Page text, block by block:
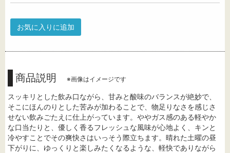
お気に入りに追加
商品説明 ※画像はイメージです
スッキリとした飲み口ながら、甘みと酸味のバランスが絶妙で、
そこにほんのりとした苦みが加わることで、物足りなさを感じさ
せない飲みごたえに仕上がっています。ややガス感のある軽やか
な口当たりと、優しく香るフレッシュな風味が心地よく、キンと
冷やすことでその爽快さはいっそう際立ちます。晴れた土曜の昼
下がりに、ゆっくりと楽しみたくなるような、軽快でありながら